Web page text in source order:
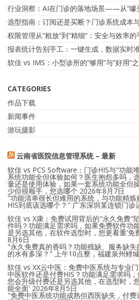
行业洞察：AI在门诊的落地场景——从”噱
选型指南：订阅还是买断？门诊系统成本
权限管理从”粗放”到”精细”：安全与效率
报表统计告别手工：一键生成，数据实时
软佳 vs IMS：小型诊所的”够用”与”好用”
CATEGORIES
作品下载
新闻事件
游玩摄影
云南省医院信息管理系统 – 最新
软佳 vs PCS Software：门诊HIS与"功能
系统功能全但体验如何？医生抱怨多吗，
量还是使用体验，如果一套系统功能全但
少但很顺手，您选哪个 2026年8月7日
"功能清单很长但难用的系统，与功能精
HIS到底该选哪个？" 广东深圳某连锁门
软佳 vs X康：免费试用背后的"永久免费"
件吗？功能满足需求吗，如果免费软件功
是另选其他，在软件选型时，您更看重'免
8月6日
"永久免费真的香吗？功能残缺、服务缺
的水有多深？" 上午10点整，福建泉州鲤
软佳 vs XX云中医：免费中医系统与专业
中医软件还是付费HIS？功能满足需求吗
您会升级付费还是另选其他，在选型时，
能全面' 2026年8月5日
"免费中医系统功能成熟但西医缺失，付